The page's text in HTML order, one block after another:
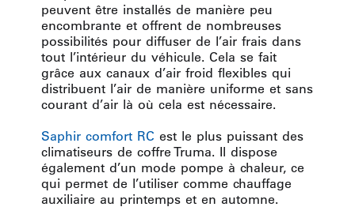
peuvent être installés de manière peu
encombrante et offrent de nombreuses
possibilités pour diffuser de l’air frais dans
tout l’intérieur du véhicule. Cela se fait
grâce aux canaux d’air froid flexibles qui
distribuent l’air de manière uniforme et sans
courant d’air là où cela est nécessaire.
Saphir comfort RC est le plus puissant des
climatiseurs de coffre Truma. Il dispose
également d’un mode pompe à chaleur, ce
qui permet de l’utiliser comme chauffage
auxiliaire au printemps et en automne.